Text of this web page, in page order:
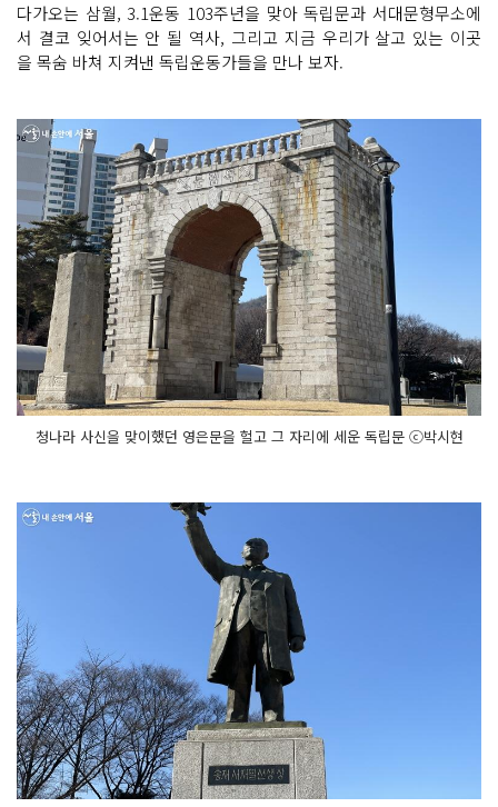
다가오는 삼월, 3.1운동 103주년을 맞아 독립문과 서대문형무소에
서 결코 잊어서는 안 될 역사, 그리고 지금 우리가 살고 있는 이곳
을 목숨 바쳐 지켜낸 독립운동가들을 만나 보자.
청나라 사신을 맞이했던 영은문을 헐고 그 자리에 세운 독립문 ⓒ박시현